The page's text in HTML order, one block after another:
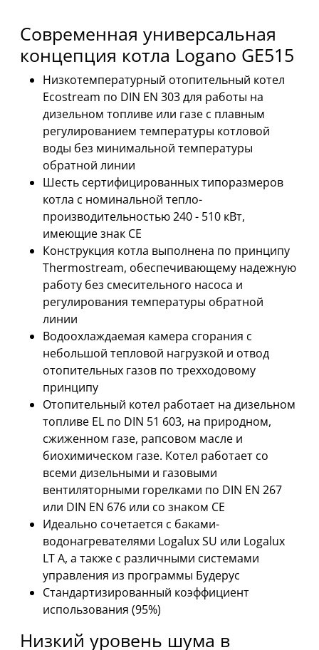
Современная универсальная
концепция котла Logano GE515
Низкотемпературный отопительный котел
Ecostream по DIN EN 303 для работы на
дизельном топливе или газе с плавным
регулированием температуры котловой
воды без минимальной температуры
обратной линии
Шесть сертифицированных типоразмеров
котла с номинальной тепло-
производительностью 240 - 510 кВт,
имеющие знак СЕ
Конструкция котла выполнена по принципу
Thermostream, обеспечивающему надежную
работу без смесительного насоса и
регулирования температуры обратной
линии
Водоохлаждаемая камера сгорания с
небольшой тепловой нагрузкой и отвод
отопительных газов по трехходовому
принципу
Отопительный котел работает на дизельном
топливе EL по DIN 51 603, на природном,
сжиженном газе, рапсовом масле и
биохимическом газе. Котел работает со
всеми дизельными и газовыми
вентиляторными горелками по DIN EN 267
или DIN EN 676 или со знаком CE
Идеально сочетается с баками-
водонагревателями Logalux SU или Logalux
LT A, а также с различными системами
управления из программы Будерус
Стандартизированный коэффициент
использования (95%)
Низкий уровень шума в